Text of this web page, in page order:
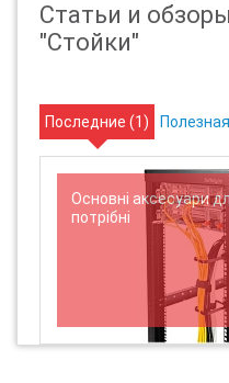
Статьи и
"Стойки"
Последние (1)
Основні аксесуари
потрібні